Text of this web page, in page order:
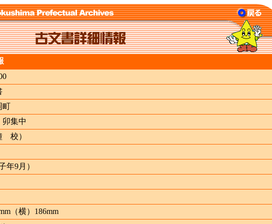
町
集中
校）
年9月）
（横）186mm